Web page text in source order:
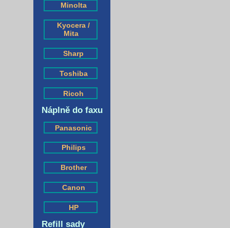
Minolta
Kyocera /
Mita
Sharp
Toshiba
Ricoh
Náplně do faxu
Panasonic
Philips
Brother
Canon
HP
Refill sady